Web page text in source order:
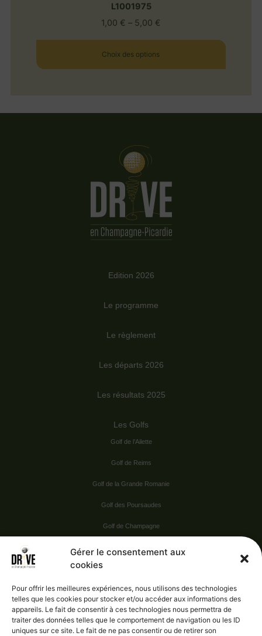
Gérer le consentement aux
cookies
Pour offrir les meilleures expériences, nous utilisons des technologies
telles que les cookies pour stocker et/ou accéder aux informations des
appareils. Le fait de consentir à ces technologies nous permettra de
traiter des données telles que le comportement de navigation ou les ID
uniques sur ce site. Le fait de ne pas consentir ou de retirer son
L1001975
1,00 € – 5,00 €
Choix des options
Edition 2026
Le programme
Le règlement
Les départs 2026
Les résultats 2025
Les Golfs
Golf de l’Ailette
Golf de Reims
Golf de la Grande Romanie
Golf des Poursaudes
Golf de Champagne
Vie pratique